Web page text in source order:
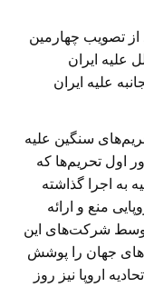
ماه بعد از تصویب چهارمین
علیه ایران
علیه ایران
سنگین علیه
اول تحریم‌ها که
به اجرا گذاشته
منع و ارائه
توسط شرکت‌های این
نفتکش‌های جهان را پوشش
اروپا نیز روز